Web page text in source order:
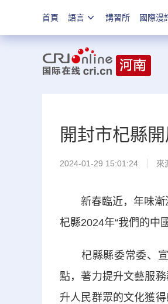
首頁 語言 講習所 國際漫
開封市杞縣
2024-01-29 15:01:24 來
新春臨近，年味漸濃
杞縣2024年“我們的中
杞縣縣委常委、宣
點，著力提升文藝服
升人民群眾的文化獲